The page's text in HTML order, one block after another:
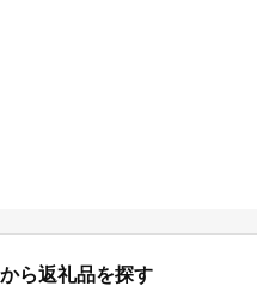
ら返礼品を探す